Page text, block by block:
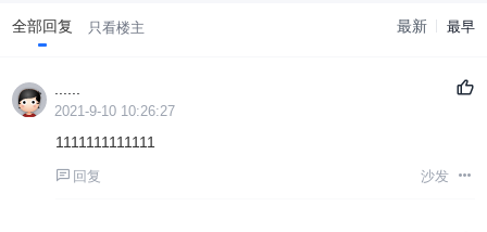
全部回复 只看楼主 最新 最早
......
2021-9-10 10:26:27
1111111111111
回复 沙发